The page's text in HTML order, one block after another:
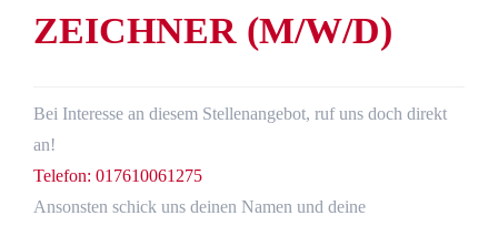
ZEICHNER (M/W/D)
Bei Interesse an diesem Stellenangebot, ruf uns doch direkt
an!
Telefon: 017610061275
Ansonsten schick uns deinen Namen und deine